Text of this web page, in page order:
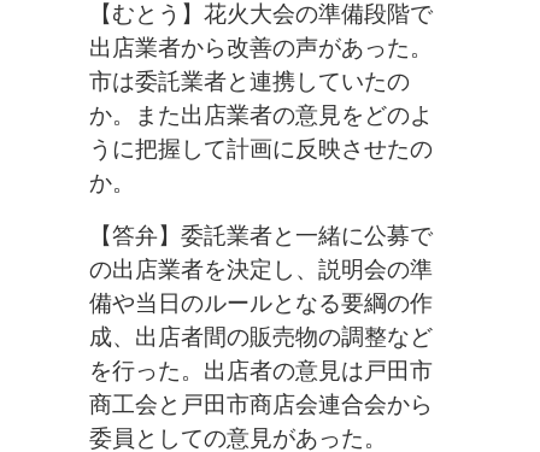
【むとう】花火大会の準備段階で
出店業者から改善の声があった。
市は委託業者と連携していたの
か。また出店業者の意見をどのよ
うに把握して計画に反映させたの
か。
【答弁】委託業者と一緒に公募で
の出店業者を決定し、説明会の準
備や当日のルールとなる要綱の作
成、出店者間の販売物の調整など
を行った。出店者の意見は戸田市
商工会と戸田市商店会連合会から
委員としての意見があった。